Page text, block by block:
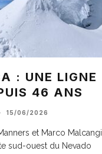
: UNE LIGNE
46 ANS
· 15/06/2026
et Marco Malcangi
sud-ouest du Nevado